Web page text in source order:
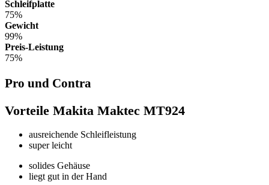
Schleifplatte
75%
Gewicht
99%
Preis-Leistung
75%
Pro und Contra
Vorteile Makita Maktec MT924
ausreichende Schleifleistung
super leicht
solides Gehäuse
liegt gut in der Hand